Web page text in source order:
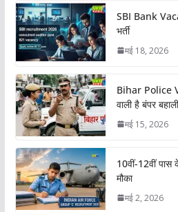
SBI Bank
भर्ती
मई 18, 2026
Bihar Police
वाली है बंपर
मई 15, 2026
10वीं-12वीं पास
मौका
मई 2, 2026